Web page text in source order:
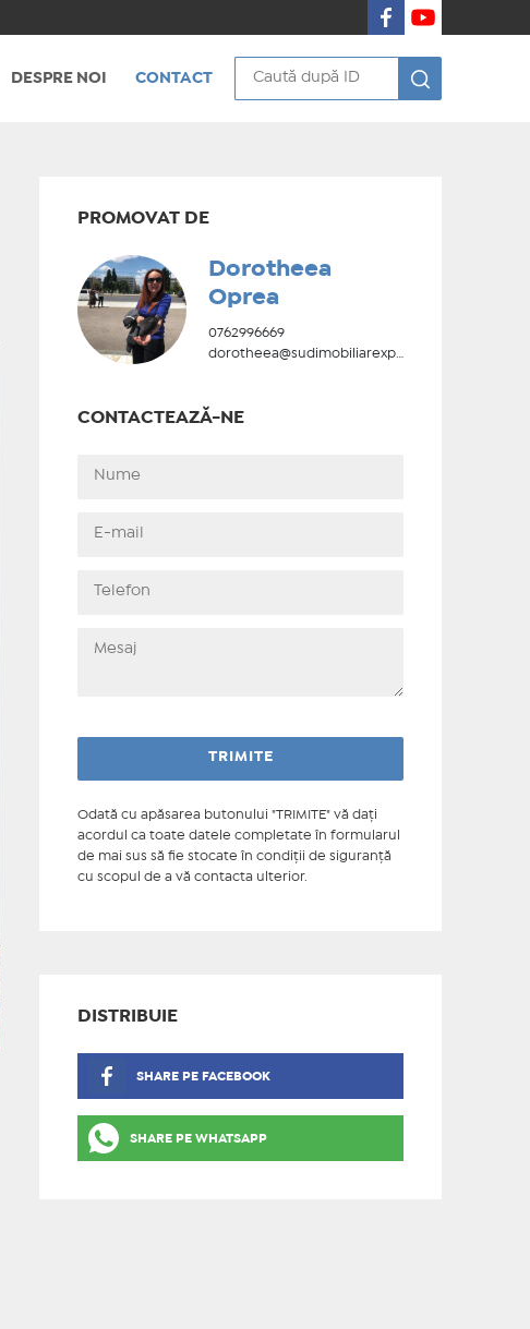
DESPRE NOI CONTACT
PROMOVAT DE
Dorotheea
Oprea
0762996669
dorotheea@sudimobiliarexpert.ro
CONTACTEAZĂ-NE
Odată cu apăsarea butonului "TRIMITE" vă daţi
acordul ca toate datele completate în formularul
de mai sus să fie stocate în condiţii de siguranţă
cu scopul de a vă contacta ulterior.
DISTRIBUIE
SHARE PE FACEBOOK
SHARE PE WHATSAPP